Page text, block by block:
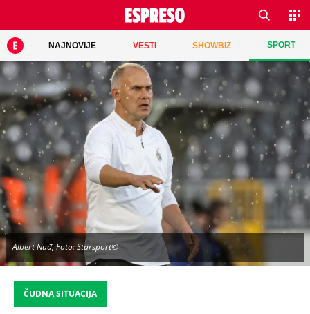
NAJNOVIJE VESTI SHOWBIZ SPORT
Albert Nađ, Foto: Starsport©
ČUDNA SITUACIJA